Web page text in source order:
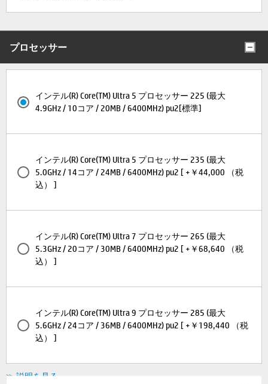
プロセッサー
インテル(R) Core(TM) Ultra 5 プロセッサー 225 (最大
4.9GHz / 10コア / 20MB / 6400MHz) pu2[標準]
インテル(R) Core(TM) Ultra 5 プロセッサー 235 (最大
5.0GHz / 14コア / 24MB / 6400MHz) pu2 [ +￥44,000 （税
込） ]
インテル(R) Core(TM) Ultra 7 プロセッサー 265 (最大
5.3GHz / 20コア / 30MB / 6400MHz) pu2 [ +￥68,640 （税
込） ]
インテル(R) Core(TM) Ultra 9 プロセッサー 285 (最大
5.6GHz / 24コア / 36MB / 6400MHz) pu2 [ +￥198,440 （税
込） ]
≫ 説明を見る